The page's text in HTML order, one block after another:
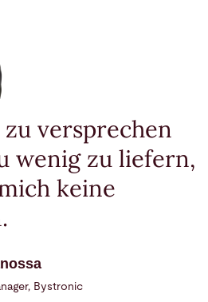
versprechen
wenig zu liefern,
keine
Bystronic